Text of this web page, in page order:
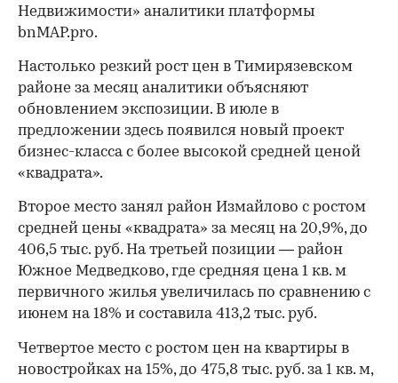
Недвижимости» аналитики платформы
bnMAP.pro.
Настолько резкий рост цен в Тимирязевском
районе за месяц аналитики объясняют
обновлением экспозиции. В июле в
предложении здесь появился новый проект
бизнес-класса с более высокой средней ценой
«квадрата».
Второе место занял район Измайлово с ростом
средней цены «квадрата» за месяц на 20,9%, до
406,5 тыс. руб. На третьей позиции — район
Южное Медведково, где средняя цена 1 кв. м
первичного жилья увеличилась по сравнению с
июнем на 18% и составила 413,2 тыс. руб.
Четвертое место с ростом цен на квартиры в
новостройках на 15%, до 475,8 тыс. руб. за 1 кв. м,